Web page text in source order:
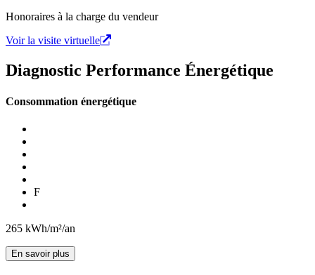
Honoraires à la charge du vendeur
Voir la visite virtuelle
Diagnostic Performance Énergétique
Consommation énergétique
F
265 kWh/m²/an
En savoir plus